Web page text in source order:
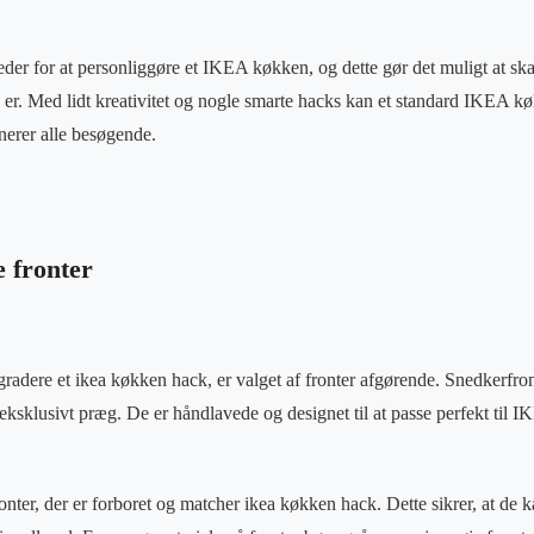
for at personliggøre et IKEA køkken, og dette gør det muligt at
Med lidt kreativitet og nogle smarte hacks kan et standard IKEA
alle besøgende.
fronter
et ikea køkken hack, er valget af fronter afgørende.
præg. De er håndlavede og designet til at passe perfekt til
der er forboret og matcher ikea køkken hack. Dette sikrer, at de